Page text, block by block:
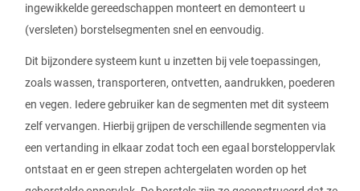
ingewikkelde gereedschappen monteert en demonteert u
(versleten) borstelsegmenten snel en eenvoudig.
Dit bijzondere systeem kunt u inzetten bij vele toepassingen,
zoals wassen, transporteren, ontvetten, aandrukken, poederen
en vegen. Iedere gebruiker kan de segmenten met dit systeem
zelf vervangen. Hierbij grijpen de verschillende segmenten via
een vertanding in elkaar zodat toch een egaal borsteloppervlak
ontstaat en er geen strepen achtergelaten worden op het